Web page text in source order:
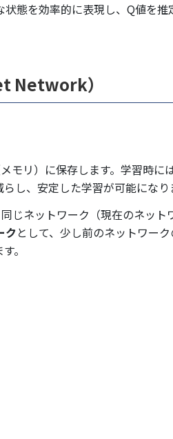
態を効率的に表現し、Q値を推
Network）
モリ）に保存します。学習時に
し、安定した学習が可能になり
じネットワーク（現在のネット
クとして、少し前のネットワー
。